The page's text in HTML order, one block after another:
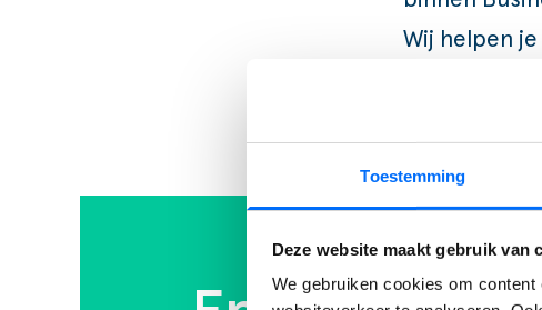
Toestemming
Deze website maakt gebruik van
We gebruiken cookies om
Wij helpen